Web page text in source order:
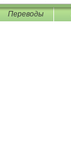
Переводы